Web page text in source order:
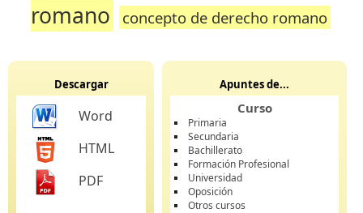
romano
concepto de derecho romano
Descargar
Word
HTML
PDF
Apuntes de...
Curso
Primaria
Secundaria
Bachillerato
Formación Profesional
Universidad
Oposición
Otros cursos